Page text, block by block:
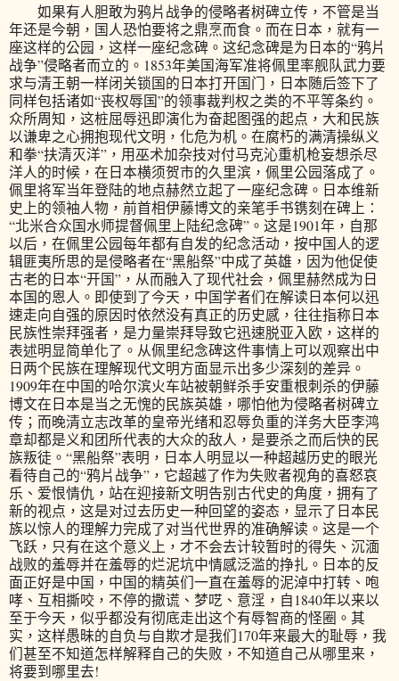
如果有人胆敢为鸦片战争的侵略者树碑立传，不管是当
年还是今朝，国人恐怕要将之鼎烹而食。而在日本，就有一
座这样的公园，这样一座纪念碑。这纪念碑是为日本的“鸦片
战争”侵略者而立的。1853年美国海军准将佩里率舰队武力要
求与清王朝一样闭关锁国的日本打开国门，日本随后签下了
同样包括诸如“丧权辱国”的领事裁判权之类的不平等条约。
众所周知，这桩屈辱迅即演化为奋起图强的起点，大和民族
以谦卑之心拥抱现代文明，化危为机。在腐朽的满清操纵义
和拳“扶清灭洋”，用巫术加杂技对付马克沁重机枪妄想杀尽
洋人的时候，在日本横须贺市的久里滨，佩里公园落成了。
佩里将军当年登陆的地点赫然立起了一座纪念碑。日本维新
史上的领袖人物，前首相伊藤博文的亲笔手书镌刻在碑上：
“北米合众国水师提督佩里上陆纪念碑”。这是1901年，自那
以后，在佩里公园每年都有自发的纪念活动，按中国人的逻
辑匪夷所思的是侵略者在“黑船祭”中成了英雄，因为他促使
古老的日本“开国”，从而融入了现代社会，佩里赫然成为日
本国的恩人。即使到了今天，中国学者们在解读日本何以迅
速走向自强的原因时依然没有真正的历史感，往往指称日本
民族性崇拜强者，是力量崇拜导致它迅速脱亚入欧，这样的
表述明显简单化了。从佩里纪念碑这件事情上可以观察出中
日两个民族在理解现代文明方面显示出多少深刻的差异。
1909年在中国的哈尔滨火车站被朝鲜杀手安重根刺杀的伊藤
博文在日本是当之无愧的民族英雄，哪怕他为侵略者树碑立
传；而晚清立志改革的皇帝光绪和忍辱负重的洋务大臣李鸿
章却都是义和团所代表的大众的敌人，是要杀之而后快的民
族叛徒。“黑船祭”表明，日本人明显以一种超越历史的眼光
看待自己的“鸦片战争”，它超越了作为失败者视角的喜怒哀
乐、爱恨情仇，站在迎接新文明告别古代史的角度，拥有了
新的视点，这是对过去历史一种回望的姿态，显示了日本民
族以惊人的理解力完成了对当代世界的准确解读。这是一个
飞跃，只有在这个意义上，才不会去计较暂时的得失、沉湎
战败的羞辱并在羞辱的烂泥坑中情感泛滥的挣扎。日本的反
面正好是中国，中国的精英们一直在羞辱的泥淖中打转、咆
哮、互相撕咬，不停的撒谎、梦呓、意淫，自1840年以来以
至于今天，似乎都没有彻底走出这个有辱智商的怪圈。其
实，这样愚昧的自负与自欺才是我们170年来最大的耻辱，我
们甚至不知道怎样解释自己的失败，不知道自己从哪里来，
将要到哪里去!